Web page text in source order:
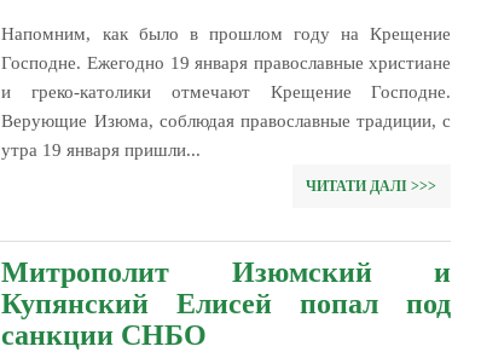
Напомним, как было в прошлом году на Крещение
Господне. Ежегодно 19 января православные христиане
и греко-католики отмечают Крещение Господне.
Верующие Изюма, соблюдая православные традиции, с
утра 19 января пришли...
ЧИТАТИ ДАЛІ >>>
Митрополит Изюмский и
Купянский Елисей попал под
санкции СНБО